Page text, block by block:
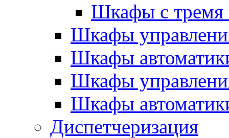
Шкафы с тремя
Шкафы
Шкафы
Шкафы
Шкафы
Диспетчеризация